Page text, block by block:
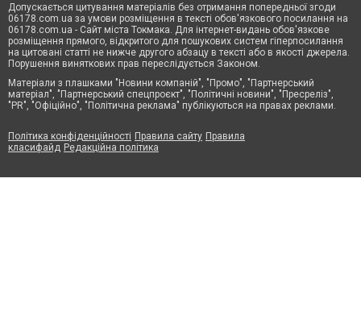
Допускається цитування матеріалів без отримання попередньої згоди
06178.com.ua за умови розміщення в тексті обов'язкового посилання на
06178.com.ua - Сайт міста Токмака. Для інтернет-видань обов'язкове
розміщення прямого, відкритого для пошукових систем гіперпосилання
на цитовані статті не нижче другого абзацу в тексті або в якості джерела.
Порушення виняткових прав переслідується Законом.
Матеріали з плашками "Новини компаній", "Промо", "Партнерський
матеріал", "Партнерський спецпроєкт", "Політичні новини", "Пресреліз",
"PR", "Офіційно", "Політична реклама" публікуються на правах реклами.
Політика конфіденційності Правила сайту Правила
класифайд Редакційна політика